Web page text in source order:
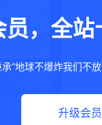
员，全
“地球不爆炸我们不
升级会员